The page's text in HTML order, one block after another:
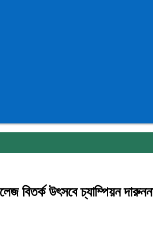
উৎসবে চ্যাম্পিয়ন